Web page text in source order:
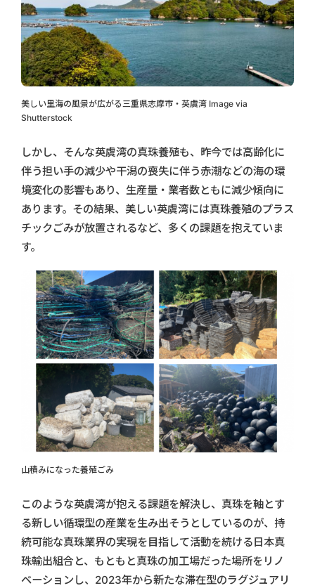
美しい里海の風景が広がる三重県志摩市・英虞湾 Image via
Shutterstock
しかし、そんな英虞湾の真珠養殖も、昨今では高齢化に
伴う担い手の減少や干潟の喪失に伴う赤潮などの海の環
境変化の影響もあり、生産量・業者数ともに減少傾向に
あります。その結果、美しい英虞湾には真珠養殖のプラス
チックごみが放置されるなど、多くの課題を抱えていま
す。
山積みになった養殖ごみ
このような英虞湾が抱える課題を解決し、真珠を軸とす
る新しい循環型の産業を生み出そうとしているのが、持
続可能な真珠業界の実現を目指して活動を続ける日本真
珠輸出組合と、もともと真珠の加工場だった場所をリノ
ベーションし、2023年から新たな滞在型のラグジュアリ